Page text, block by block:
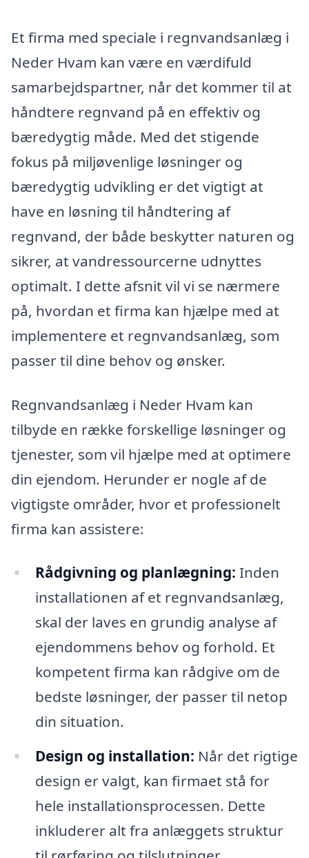
Et firma med speciale i regnvandsanlæg i
Neder Hvam kan være en værdifuld
samarbejdspartner, når det kommer til at
håndtere regnvand på en effektiv og
bæredygtig måde. Med det stigende
fokus på miljøvenlige løsninger og
bæredygtig udvikling er det vigtigt at
have en løsning til håndtering af
regnvand, der både beskytter naturen og
sikrer, at vandressourcerne udnyttes
optimalt. I dette afsnit vil vi se nærmere
på, hvordan et firma kan hjælpe med at
implementere et regnvandsanlæg, som
passer til dine behov og ønsker.
Regnvandsanlæg i Neder Hvam kan
tilbyde en række forskellige løsninger og
tjenester, som vil hjælpe med at optimere
din ejendom. Herunder er nogle af de
vigtigste områder, hvor et professionelt
firma kan assistere:
Rådgivning og planlægning: Inden
installationen af et regnvandsanlæg,
skal der laves en grundig analyse af
ejendommens behov og forhold. Et
kompetent firma kan rådgive om de
bedste løsninger, der passer til netop
din situation.
Design og installation: Når det rigtige
design er valgt, kan firmaet stå for
hele installationsprocessen. Dette
inkluderer alt fra anlæggets struktur